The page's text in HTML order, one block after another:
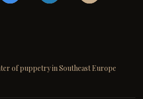
of puppetry in Southeast Europe